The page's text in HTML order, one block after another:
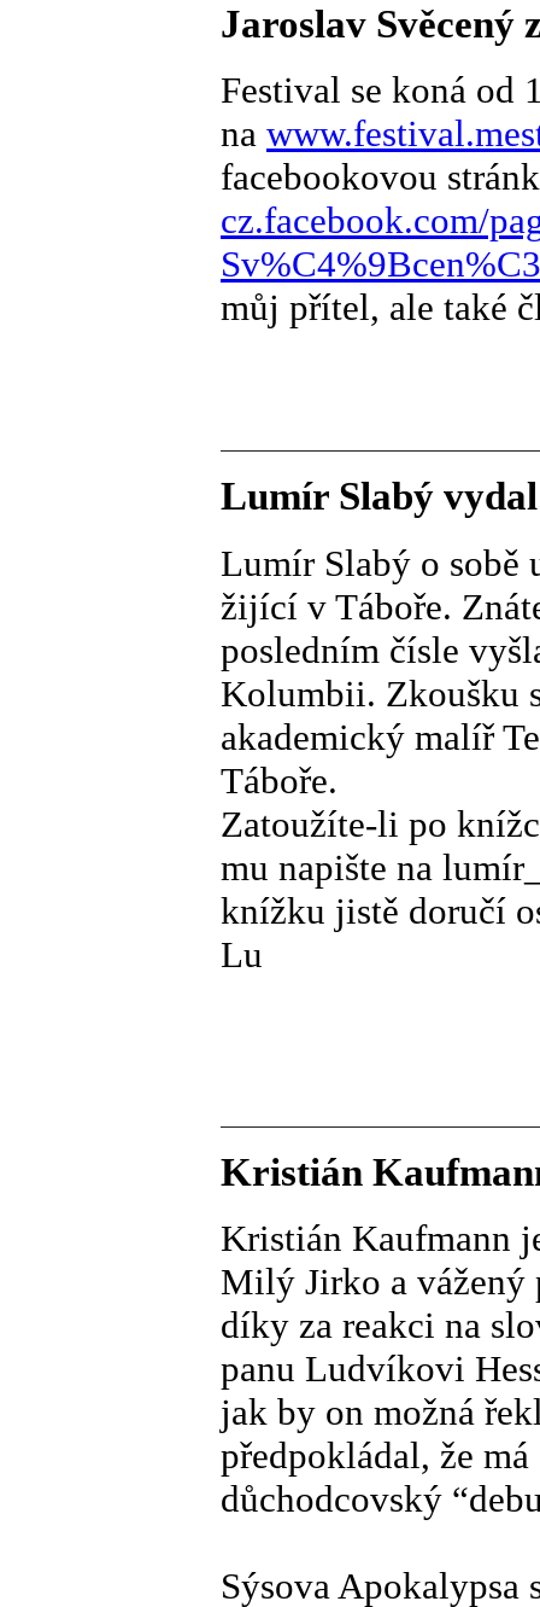
Jaroslav Svěcený
Festival se koná od
na
facebookovou
cz.facebook.com/
můj přítel, ale také
Lumír Slabý
Lumír Slabý o sobě
žijící v Táboře.
posledním čísle
Kolumbii. Zkoušku
akademický malíř
Táboře.
Zatoužíte-li po
mu napište na
knížku jistě doručí
Lu
Kristián
Kristián Kaufmann
Milý Jirko a vážený
díky za reakci na
panu Ludvíkovi
jak by on možná
předpokládal, že
důchodcovský
Sýsova Apokalypsa